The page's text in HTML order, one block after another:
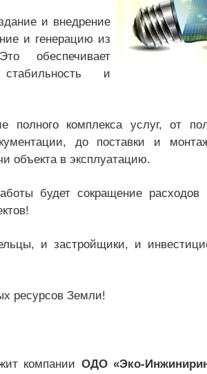
и внедрение
и генерацию из
обеспечивает
и
полного комплекса услуг, от
до поставки и
объекта в эксплуатацию.
будет сокращение расходов
и застройщики, и
ресурсов Земли!
компании ОДО «Эко-